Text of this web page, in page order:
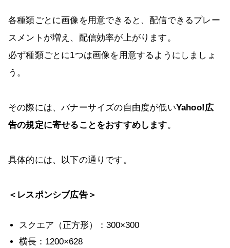
各種類ごとに画像を用意できると、配信できるプレー
スメントが増え、配信効率が上がります。
必ず種類ごとに1つは画像を用意するようにしましょ
う。
その際には、バナーサイズの自由度が低いYahoo!広
告の規定に寄せることをおすすめします。
具体的には、以下の通りです。
＜レスポンシブ広告＞
スクエア（正方形）：300×300
横長：1200×628